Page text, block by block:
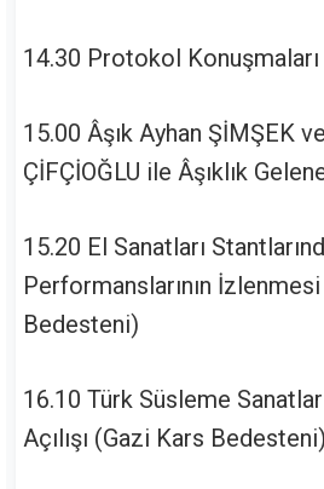
14.30 Protokol Konuşmaları
15.00 Âşık Ayhan ŞİMŞEK
ÇİFÇİOĞLU ile Âşıklık
15.20 El Sanatları
Performanslarının
Bedesteni)
16.10 Türk Süsleme
Açılışı (Gazi Kars Bedesteni)